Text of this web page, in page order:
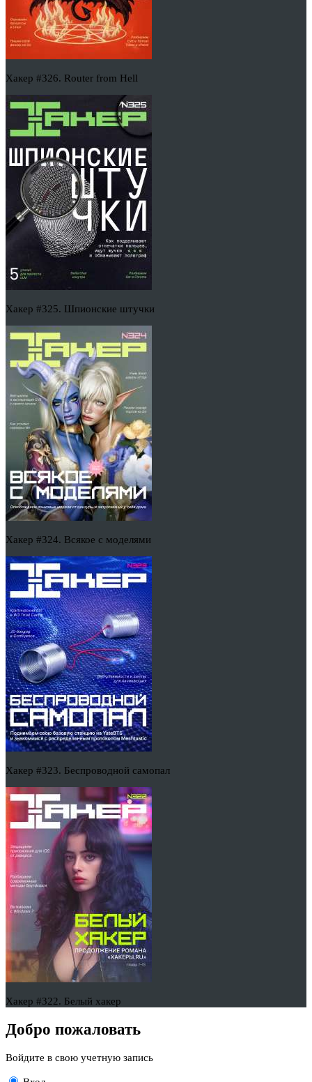
Хакер #326. Router from Hell
Хакер #325. Шпионские штучки
Хакер #324. Всякое с моделями
Хакер #323. Беспроводной самопал
Хакер #322. Белый хакер
Добро пожаловать
Войдите в свою учетную запись